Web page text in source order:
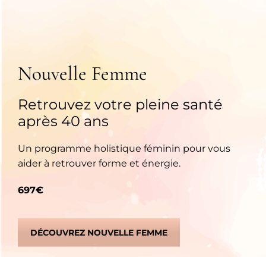
Nouvelle Femme
Retrouvez votre pleine santé
après 40 ans
Un programme holistique féminin pour vous
aider à retrouver forme et énergie.
697€
DÉCOUVREZ NOUVELLE FEMME